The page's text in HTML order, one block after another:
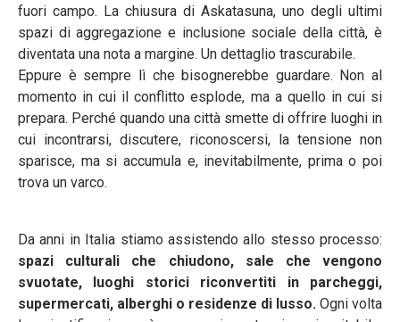
fuori campo. La chiusura di Askatasuna, uno degli ultimi
spazi di aggregazione e inclusione sociale della città, è
diventata una nota a margine. Un dettaglio trascurabile.
Eppure è sempre lì che bisognerebbe guardare. Non al
momento in cui il conflitto esplode, ma a quello in cui si
prepara. Perché quando una città smette di offrire luoghi in
cui incontrarsi, discutere, riconoscersi, la tensione non
sparisce, ma si accumula e, inevitabilmente, prima o poi
trova un varco.
Da anni in Italia stiamo assistendo allo stesso processo:
spazi culturali che chiudono, sale che vengono
svuotate, luoghi storici riconvertiti in parcheggi,
supermercati, alberghi o residenze di lusso. Ogni volta